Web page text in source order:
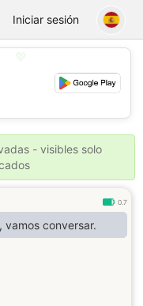
Iniciar sesión
💕
- visibles solo
0.7
vamos conversar.